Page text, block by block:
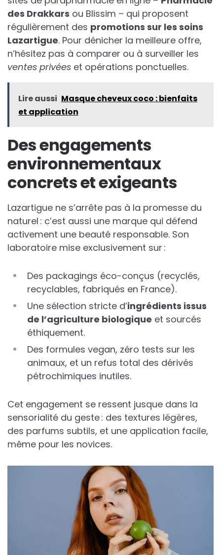
des Drakkars ou Blissim – qui proposent
régulièrement des promotions sur les soins
Lazartigue. Pour dénicher la meilleure offre,
n’hésitez pas à comparer ou à surveiller les
ventes privées et opérations ponctuelles.
Lire aussi Masque cheveux coco : bienfaits
et application
Des engagements
environnementaux
concrets et exigeants
Lazartigue ne s’arrête pas à la promesse du
naturel : c’est aussi une marque qui défend
activement une beauté responsable. Son
laboratoire mise exclusivement sur :
Des packagings éco-conçus (recyclés,
recyclables, fabriqués en France).
Une sélection stricte d’ingrédients issus
de l’agriculture biologique et sourcés
éthiquement.
Des formules vegan, zéro tests sur les
animaux, et un refus total des dérivés
pétrochimiques inutiles.
Cet engagement se ressent jusque dans la
sensorialité du geste : des textures légères,
des parfums subtils, et une application facile,
même pour les novices.